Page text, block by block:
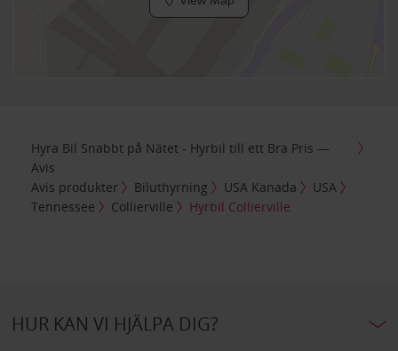
Hyra Bil Snabbt på Nätet - Hyrbil till ett Bra Pris —
Avis
Avis produkter
Biluthyrning USA Kanada
USA
Tennessee
Collierville Hyrbil Collierville
HUR KAN VI HJÄLPA DIG?